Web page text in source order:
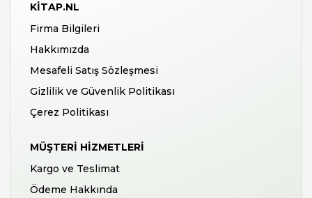
KITAP.NL
Firma Bilgileri
Hakkımızda
Mesafeli Satış Sözleşmesi
Gizlilik ve Güvenlik Politikası
Çerez Politikası
MÜŞTERI HIZMETLERI
Kargo ve Teslimat
Ödeme Hakkında